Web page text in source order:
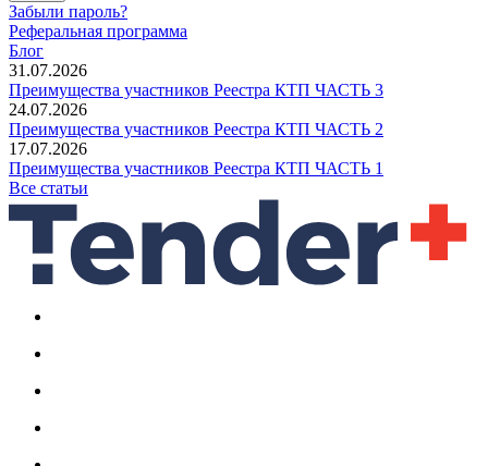
Забыли пароль?
Реферальная программа
Блог
31.07.2026
Преимущества участников Реестра КТП ЧАСТЬ 3
24.07.2026
Преимущества участников Реестра КТП ЧАСТЬ 2
17.07.2026
Преимущества участников Реестра КТП ЧАСТЬ 1
Все статьи